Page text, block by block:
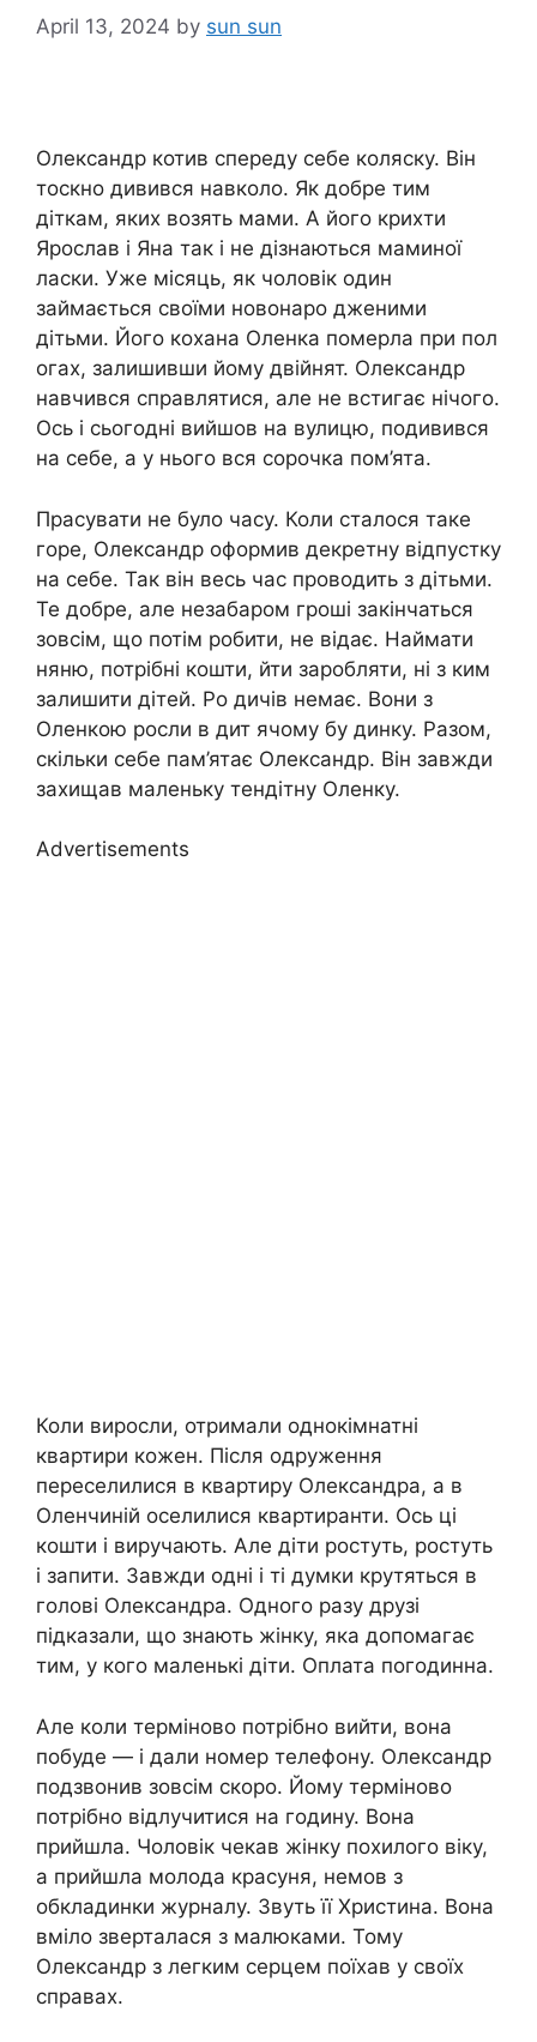
April 13, 2024 by sun sun
Олександр котив спереду себе коляску. Він
тоскно дивився навколо. Як добре тим
діткам, яких возять мами. А його крихти
Ярослав і Яна так і не дізнаються маминої
ласки. Уже місяць, як чоловік один
займається своїми новонаро дженими
дітьми. Його кохана Оленка померла при пол
огах, залишивши йому двійнят. Олександр
навчився справлятися, але не встигає нічого.
Ось і сьогодні вийшов на вулицю, подивився
на себе, а у нього вся сорочка пом’ята.
Прасувати не було часу. Коли сталося таке
горе, Олександр оформив декретну відпустку
на себе. Так він весь час проводить з дітьми.
Те добре, але незабаром гроші закінчаться
зовсім, що потім робити, не відає. Наймати
няню, потрібні кошти, йти заробляти, ні з ким
залишити дітей. Ро дичів немає. Вони з
Оленкою росли в дит ячому бу динку. Разом,
скільки себе пам’ятає Олександр. Він завжди
захищав маленьку тендітну Оленку.
Advertisements
Коли виросли, отримали однокімнатні
квартири кожен. Після одруження
переселилися в квартиру Олександра, а в
Оленчиній оселилися квартиранти. Ось ці
кошти і виручають. Але діти ростуть, ростуть
і запити. Завжди одні і ті думки крутяться в
голові Олександра. Одного разу друзі
підказали, що знають жінку, яка допомагає
тим, у кого маленькі діти. Оплата погодинна.
Але коли терміново потрібно вийти, вона
побуде — і дали номер телефону. Олександр
подзвонив зовсім скоро. Йому терміново
потрібно відлучитися на годину. Вона
прийшла. Чоловік чекав жінку похилого віку,
а прийшла молода красуня, немов з
обкладинки журналу. Звуть її Христина. Вона
вміло зверталася з малюками. Тому
Олександр з легким серцем поїхав у своїх
справах.